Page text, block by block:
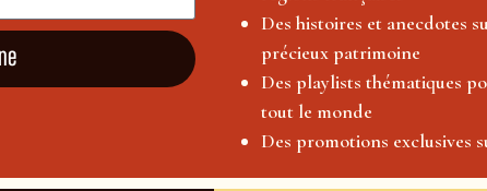
Des histoires et anecdotes
précieux patrimoine
Des playlists thématiques
tout le monde
Des promotions exclusives